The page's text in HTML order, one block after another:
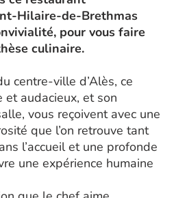
Hilaire-de-Brethmas
pour vous faire
culinaire.
centre-ville d’Alès, ce
et audacieux, et son
vous reçoivent avec une
que l’on retrouve tant
l’accueil et une profonde
une expérience humaine